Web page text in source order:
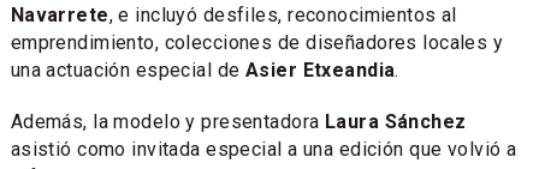
Navarrete, e incluyó desfiles, reconocimientos al
emprendimiento, colecciones de diseñadores locales y
una actuación especial de Asier Etxeandia.
Además, la modelo y presentadora Laura Sánchez
asistió como invitada especial a una edición que volvió a